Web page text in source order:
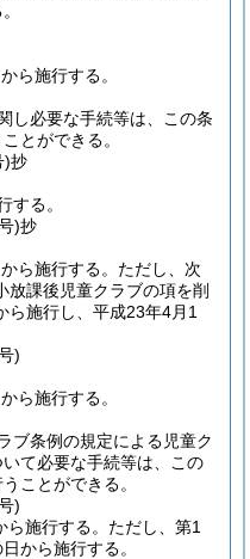
ら施行する。
し必要な手続等は、この条
とができる。
)抄
する。
)抄
ら施行する。 ただし、次
放課後児童クラブの項を削
ら施行し、平成23年4月1
)
ら施行する。
ブ条例の規定による児童ク
て必要な手続等は、この
ことができる。
)
施行する。 ただし、第1
から施行する。